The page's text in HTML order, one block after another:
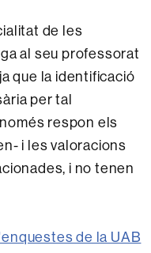
de les
al seu professorat
que la identificació
per tal
respon els
i les valoracions
i no tenen
de la UAB